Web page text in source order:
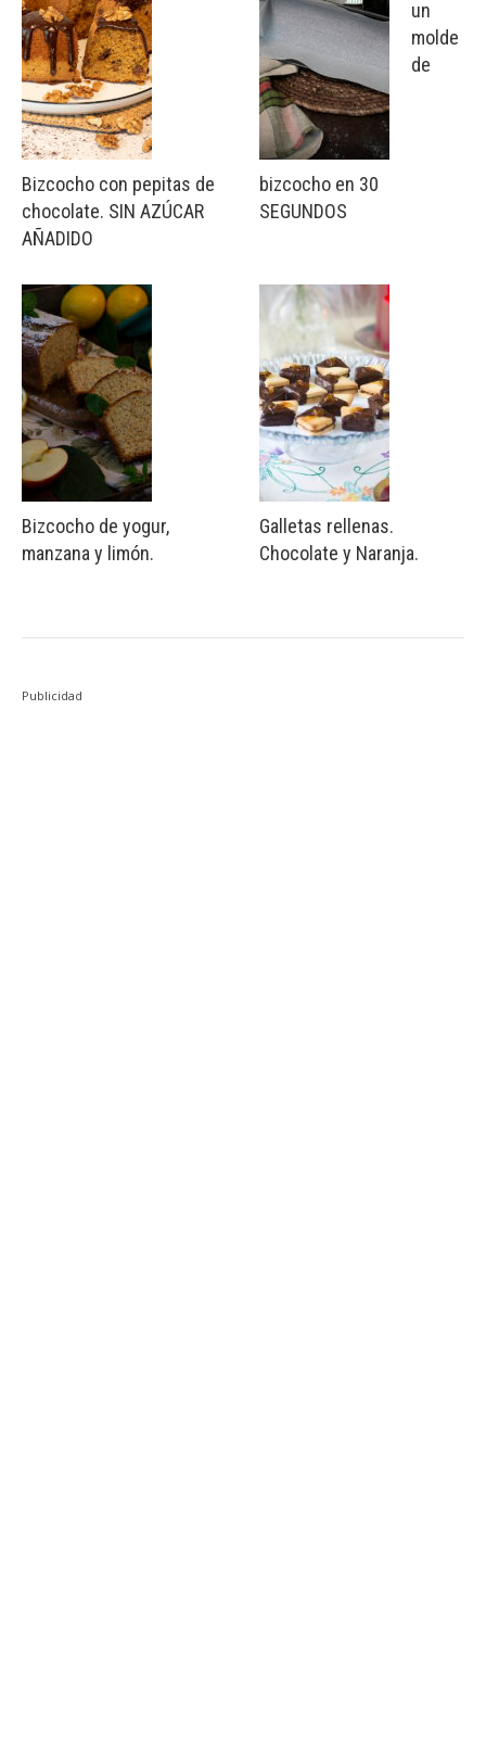
Bizcocho con pepitas de
chocolate. SIN AZÚCAR
AÑADIDO
Bizcocho de yogur,
manzana y limón.
un
molde
de
bizcocho en 30
SEGUNDOS
Galletas rellenas.
Chocolate y Naranja.
Publicidad